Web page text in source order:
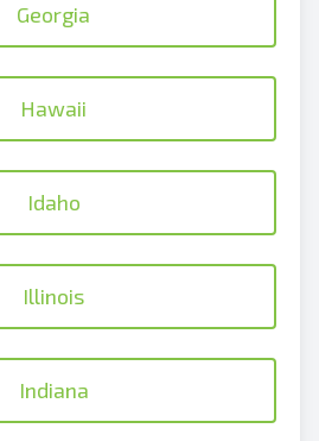
Georgia
Hawaii
Idaho
Illinois
Indiana